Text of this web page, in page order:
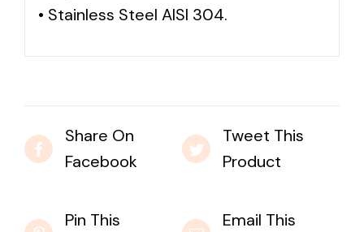
• Stainless Steel AISI 304.
Share On
Facebook
Tweet This
Product
Pin This
Email This